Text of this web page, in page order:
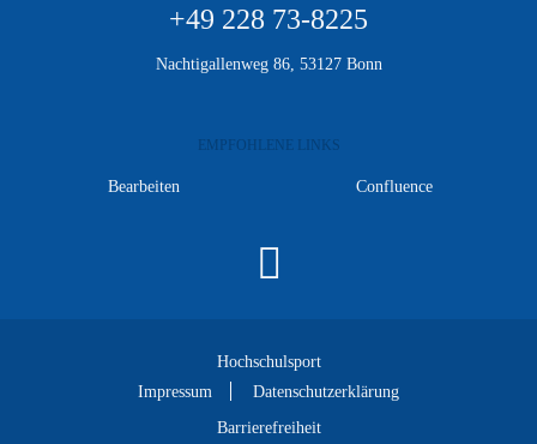
+49 228 73-8225
Nachtigallenweg 86, 53127 Bonn
EMPFOHLENE LINKS
Bearbeiten Confluence
Hochschulsport
Impressum
Datenschutzerklärung
Barrierefreiheit